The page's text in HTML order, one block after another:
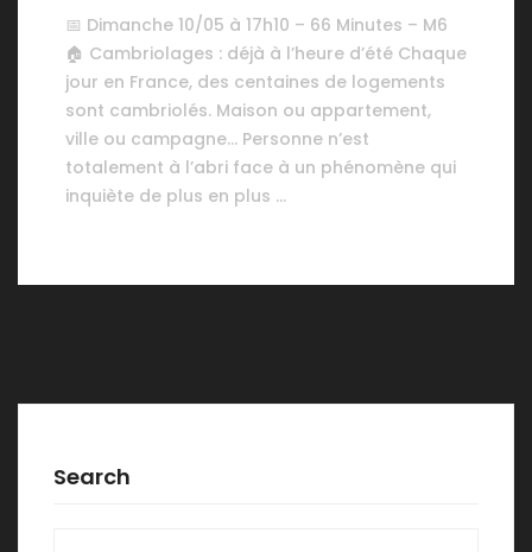
📅 Dimanche 10/05 à 17h10 – 66 Minutes – M6
🏠 Cambriolages : déjà à l’heure d’été Chaque
jour en France, des centaines de logements
sont cambriolés. Maison ou appartement,
ville ou campagne… Personne n’est
totalement à l’abri face à un phénomène qui
inquiète de plus en plus …
Search